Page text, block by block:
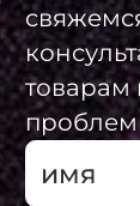
проблем